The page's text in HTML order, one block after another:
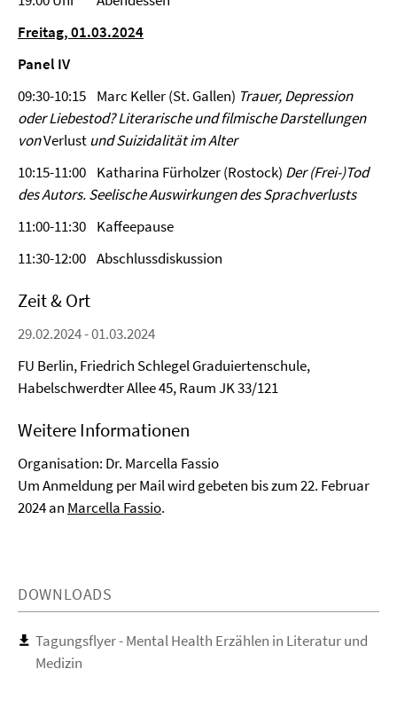
Freitag, 01.03.2024
Panel IV
09:30-10:15 Marc Keller (St. Gallen) Trauer, Depression
oder Liebestod? Literarische und filmische Darstellungen
vonVerlustund Suizidalität im Alter
10:15-11:00 Katharina Fürholzer (Rostock) Der (Frei-)Tod
des Autors. Seelische Auswirkungen des Sprachverlusts
11:00-11:30 Kaffeepause
11:30-12:00 Abschlussdiskussion
Zeit & Ort
29.02.2024 - 01.03.2024
FU Berlin, Friedrich Schlegel Graduiertenschule,
Habelschwerdter Allee 45, Raum JK 33/121
Weitere Informationen
Organisation: Dr. Marcella Fassio
Um Anmeldung per Mail wird gebeten bis zum 22. Februar
2024 an Marcella Fassio.
DOWNLOADS
Tagungsflyer - Mental Health Erzählen in Literatur und
Medizin